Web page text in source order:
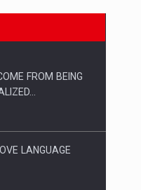
Shaping The
Evolution-
FROM BEING
LANGUAGE